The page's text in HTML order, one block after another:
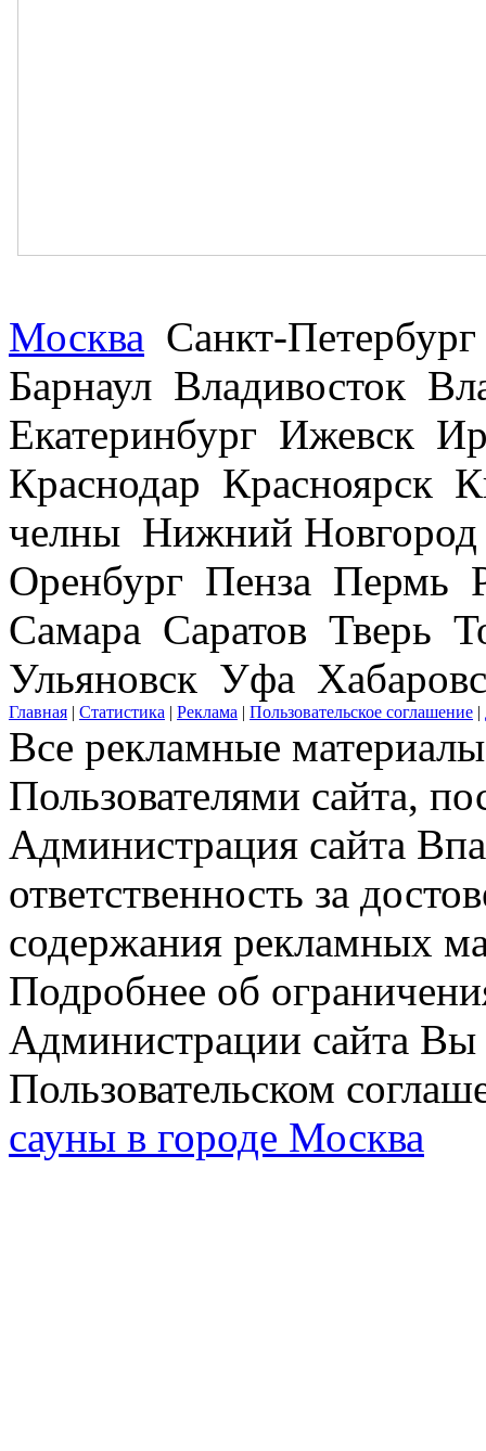
Москва Санкт-
Барнаул Владивосток
Екатеринбург Ижевск
Краснодар Красноярск
челны Нижний
Оренбург Пенза Пермь
Самара Саратов Тверь
Ульяновск Уфа
Главная | Статистика | Реклама | Пользовательское соглашение |
Все рекламные
Пользователями сайта,
Администрация сайта
ответственность за
содержания рекламных
Подробнее об
Администрации сайта Вы
Пользовательском
сауны в городе Москва